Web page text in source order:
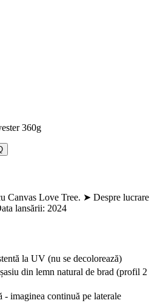
360g
Canvas Love Tree. ➤ Despre lucrare
lansării: 2024
la UV (nu se decolorează)
din lemn natural de brad (profil 2
imaginea continuă pe laterale